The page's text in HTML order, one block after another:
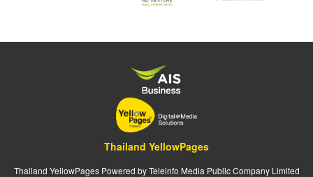
Thailand YellowPages
Thailand YellowPages Powered by Teleinfo Media Public Company Limited